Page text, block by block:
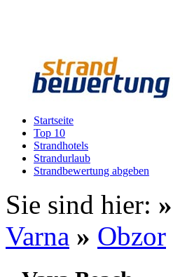
Startseite
Top 10
Strandhotels
Strandurlaub
Strandbewertung abgeben
Sie sind hier: »
Varna » Obzor